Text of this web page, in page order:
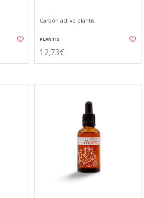
Carbón activo plantis
PLANTIS
12,73€